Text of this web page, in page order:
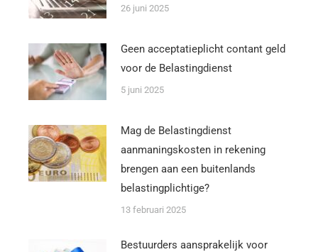
26 juni 2025
Geen acceptatieplicht contant geld
voor de Belastingdienst
5 juni 2025
Mag de Belastingdienst
aanmaningskosten in rekening
brengen aan een buitenlands
belastingplichtige?
13 februari 2025
Bestuurders aansprakelijk voor